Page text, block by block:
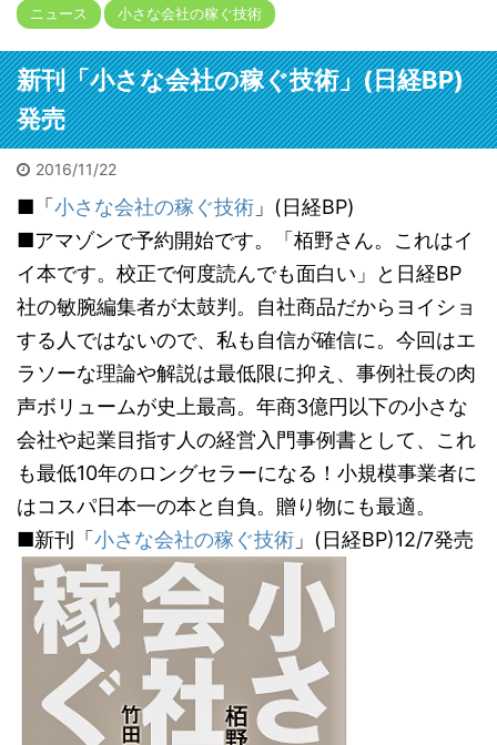
2026/2/4
人身事故でミンチを見た
身事故！乗ってた小田
が。恋活マッチングで
ンチデートに行く途中
。ガクンと急ブレーキ
段階的にかかってスト
プ。ビニール袋に包ま
た遺体は担架で運ばれ
が、大変な迷惑。3万
以上に遅延他の影響
。目撃者は「飛び込ん
瞬間を見てしまった。
だ」と警察官に。で、
重な機会だ。何でも見
やろう。事後の線路を
うと残置物があった。
れて2か所に。ミンチ
。ピンクの。たぶん切
されたのだ。職員と警
？救急員？が慣れた手
きで拾ってビニール袋
。が、線路の敷石ゴロ
ロに引っかかって、水
かけて金属ホウキでも
2025/12/11
ー東京神田
に会
てま
た広
き詰
る」
に会
とに
寂れ
「宝
「ビ
不動
1人でや
事業に
まって
もって
は15年
久々に
こと
書評】
寂れた
ター街
の山」
る。
投資と
ルーオ
ンの歩
不動産
／書評
ス・
家」サ
り 皆さ
ル投
ナント
ついて
われる
か。ア
った住
不動産
は1人の大家業
で家賃収入1億
を突破。その経
緯の本は以下コ
メ欄に
画書と概要
を。本の出版
考える人には
参考になるで
しょう。自信
版の時に言わ
れました。
「お前程度が
出せるならと
勇気が出た
よ」と。サイ
トは以下コメ
欄にリンク。
今はメチャク
チャな口述筆
記をAIが目次
構成かつ清書
するので誰で
も本は書けま
す。次回は5月
に開催されま
す。
https://shupp
an-
audition.com/
トップ。
ール袋に
れた遺体
架で運ば
が、大変
は「飛び
だ瞬間を
だ」と警
に。で、
な機会だ
でも見て
う。事後
路を追う
置物があ
た。離れ
所に。ミ
だ。ピン
ニュース 小さな会社の稼ぐ技術
新刊「小さな会社の稼ぐ技術」(日経BP)
発売
2016/11/22
■「 小さな会社の稼ぐ技術 」(日経BP)
■アマゾンで予約開始です。「栢野さん。これはイ
イ本です。校正で何度読んでも面白い」と日経BP
社の敏腕編集者が太鼓判。自社商品だからヨイショ
する人ではないので、私も自信が確信に。今回はエ
ラソーな理論や解説は最低限に抑え、事例社長の肉
声ボリュームが史上最高。年商3億円以下の小さな
会社や起業目指す人の経営入門事例書として、これ
も最低10年のロングセラーになる！小規模事業者に
はコスパ日本一の本と自負。贈り物にも最適。
■新刊「 小さな会社の稼ぐ技術 」(日経BP)12/7発売